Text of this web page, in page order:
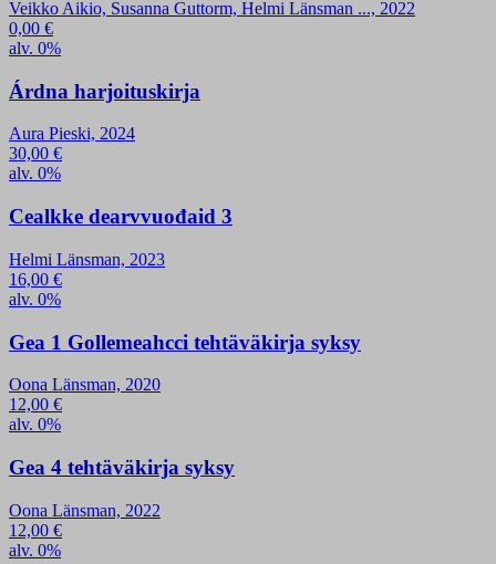
Veikko Aikio, Susanna Guttorm, Helmi Länsman ..., 2022
0,00 €
alv. 0%
Árdna harjoituskirja
Aura Pieski, 2024
30,00 €
alv. 0%
Cealkke dearvvuođaid 3
Helmi Länsman, 2023
16,00 €
alv. 0%
Gea 1 Gollemeahcci tehtäväkirja syksy
Oona Länsman, 2020
12,00 €
alv. 0%
Gea 4 tehtäväkirja syksy
Oona Länsman, 2022
12,00 €
alv. 0%